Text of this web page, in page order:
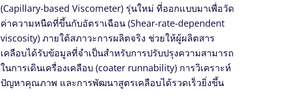
(Capillary-based Viscometer) รุ่นใหม่ ที่ออกแบบมาเพื่อวัด
ค่าความหนืดที่ขึ้นกับอัตราเฉือน (Shear-rate-dependent
viscosity) ภายใต้สภาวะการผลิตจริง ช่วยให้ผู้ผลิตสาร
เคลือบได้รับข้อมูลที่จำเป็นสำหรับการปรับปรุงความสามารถ
ในการเดินเครื่องเคลือบ (coater runnability) การวิเคราะห์
ปัญหาคุณภาพ และการพัฒนาสูตรเคลือบได้รวดเร็วยิ่งขึ้น